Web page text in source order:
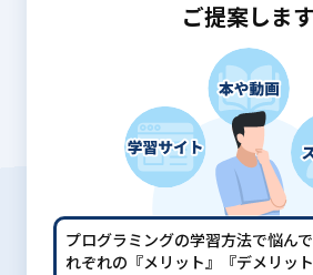
ご提案します
プログラミングの学習方法で悩んで
れぞれの『メリット』『デメリッ